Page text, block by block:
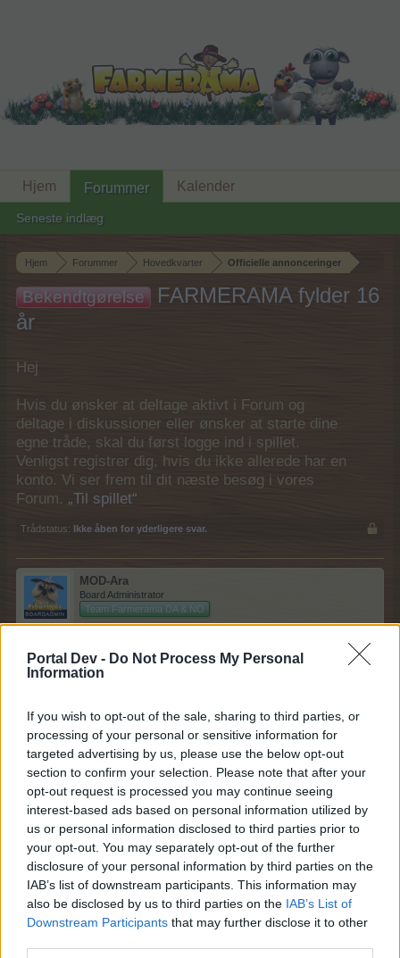
Portal Dev - Do Not Process My Personal
Information
If you wish to opt-out of the sale, sharing to third parties, or
processing of your personal or sensitive information for
targeted advertising by us, please use the below opt-out
section to confirm your selection. Please note that after your
opt-out request is processed you may continue seeing
interest-based ads based on personal information utilized by
us or personal information disclosed to third parties prior to
your opt-out. You may separately opt-out of the further
disclosure of your personal information by third parties on the
IAB’s list of downstream participants. This information may
also be disclosed by us to third parties on the IAB’s List of
Downstream Participants that may further disclose it to other
Hjem Forummer Hovedkvarter Officielle annonceringer
Bekendtgørelse
FARMERAMA fylder 16
år
Hej
Hvis du ønsker at deltage aktivt i Forum og
deltage i diskussioner eller ønsker at starte dine
egne tråde, skal du først logge ind i spillet.
Venligst registrer dig, hvis du ikke allerede har en
konto. Vi ser frem til dit næste besøg i vores
Forum. „Til spillet“
Trådstatus: Ikke åben for yderligere svar.
MOD-Ara
Board Administrator
Team Farmerama DA & NO
Grib jeres festhatte og drys lidt konfetti på afgrøderne,
for Farmerama fylder officielt 16 år!
Det er 16 år med høst, hamstring af drops, fodring af
nuttede dyr
og opbygning af jeres drømmegård — sammen.
Et stort fødselsdagskram til jer alle!
Vi vil gerne give hver eneste landmand et stort, varmt
og let mudret landmandskram!
Jeres kreativitet, jeres engagement og jeres vilde
og vidunderlige landbrugsstile er det,
der får Farmerama til at føles som hjemme.
Uanset om I plantede jeres første gulerod for længe
Hjem Forummer
Seneste indlæg
Kalender